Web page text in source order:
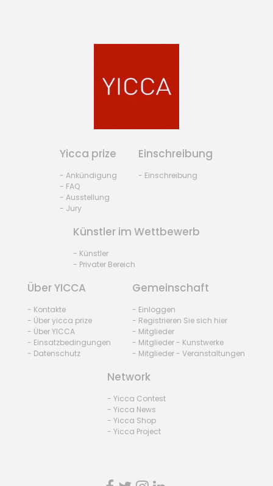
Yicca prize
- Ankündigung
- FAQ
- Ausstellung
- Jury
Einschreibung
- Einschreibung
Künstler im Wettbewerb
- Künstler
- Privater Bereich
Über YICCA
- Kontakte
- Über yicca prize
- Über YICCA
- Einsatzbedingungen
- Datenschutz
Gemeinschaft
- Einloggen
- Registrieren Sie sich hier
- Mitglieder
- Mitglieder - Kunstwerke
- Mitglieder - Veranstaltungen
Network
- Yicca Contest
- Yicca News
- Yicca Shop
- Yicca Project